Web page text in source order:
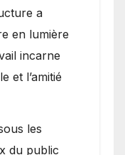
a
en lumière
incarne
et l’amitié
les
du public